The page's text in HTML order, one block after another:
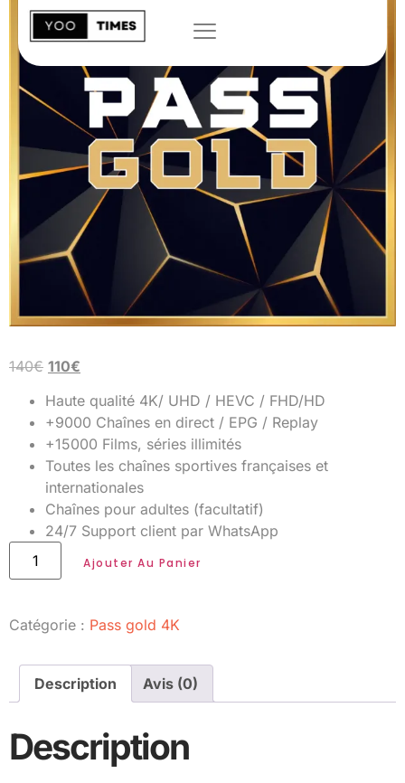
140€ 110€
Haute qualité 4K/ UHD / HEVC / FHD/HD
+9000 Chaînes en direct / EPG / Replay
+15000 Films, séries illimités
Toutes les chaînes sportives françaises et
internationales
Chaînes pour adultes (facultatif)
24/7 Support client par WhatsApp
Ajouter Au Panier
Catégorie : Pass gold 4K
Description Avis (0)
Description